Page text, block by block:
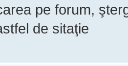
pe forum,
de sitaţie